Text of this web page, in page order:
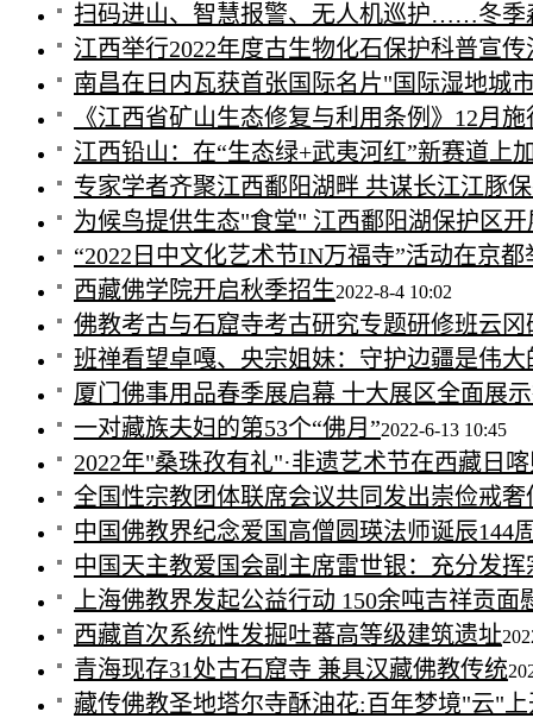
扫码进山、智慧报警、无人机巡护……冬季
江西举行2022年度古生物化石保护科普宣传
南昌在日内瓦获首张国际名片"国际湿地城
《江西省矿山生态修复与利用条例》12月施
江西铅山：在“生态绿+武夷河红”新赛道上
专家学者齐聚江西鄱阳湖畔 共谋长江江豚
为候鸟提供生态"食堂" 江西鄱阳湖保护区
“2022日中文化艺术节IN万福寺”活动在京都
西藏佛学院开启秋季招生2022-8-4 10:02
佛教考古与石窟寺考古研究专题研修班云冈
班禅看望卓嘎、央宗姐妹：守护边疆是伟大
厦门佛事用品春季展启幕 十大展区全面展
一对藏族夫妇的第53个“佛月”2022-6-13 10:45
2022年"桑珠孜有礼"·非遗艺术节在西藏日
全国性宗教团体联席会议共同发出崇俭戒奢
中国佛教界纪念爱国高僧圆瑛法师诞辰144
中国天主教爱国会副主席雷世银：充分发
上海佛教界发起公益行动 150余吨吉祥贡面
西藏首次系统性发掘吐蕃高等级建筑遗址
青海现存31处古石窟寺 兼具汉藏佛教传统
藏传佛教圣地塔尔寺酥油花:百年梦境"云"